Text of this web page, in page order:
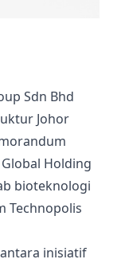
Sdn Bhd
Johor
Holding
bioteknologi
Technopolis
inisiatif